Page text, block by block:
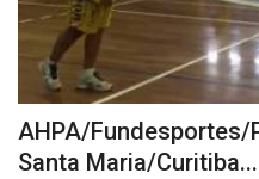
AHPA/Fundesportes/
Santa Maria/Curitiba...